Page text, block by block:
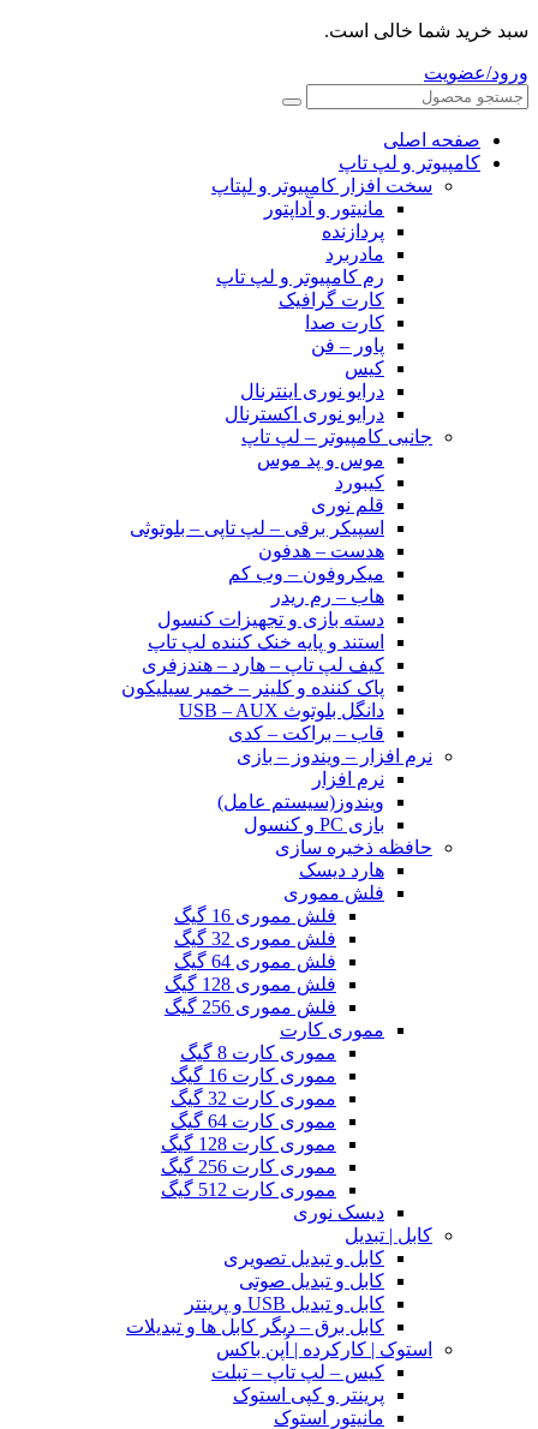
سبد خرید شما خالی است.
ورود/عضویت
صفحه اصلی
کامپیوتر و‌‌‌‌‌ لپ تاپ
سخت افزار کامپیوتر و لپتاپ
مانیتور و آداپتور
پردازنده
مادربرد
رم کامپیوتر و لپ تاپ
کارت گرافیک
کارت صدا
پاور – فن
کیس
درایو نوری اینترنال
درایو نوری اکسترنال
جانبی کامپیوتر – لپ تاپ
موس و پد موس
کیبورد
قلم نوری
اسپیکر برقی – لپ تاپی – بلوتوثی
هدست – هدفون
میکروفون – وب کم
هاب – رم ریدر
دسته بازی و تجهیزات کنسول
استند و پایه خنک کننده لپ تاپ
کیف لپ تاپ – هارد – هندزفری
پاک کننده و کلینر – خمیر سیلیکون
دانگل بلوتوث USB – AUX
قاب – براکت – کدی
نرم افزار – ویندوز – بازی
نرم افزار
ویندوز(سیستم عامل)
بازی PC و کنسول
حافظه ذخیره سازی
هارد دیسک
فلش مموری
فلش مموری 16 گیگ
فلش مموری 32 گیگ
فلش مموری 64 گیگ
فلش مموری 128 گیگ
فلش مموری 256 گیگ
مموری کارت
مموری کارت 8 گیگ
مموری کارت 16 گیگ
مموری کارت 32 گیگ
مموری کارت 64 گیگ
مموری کارت 128 گیگ
مموری کارت 256 گیگ
مموری کارت 512 گیگ
دیسک نوری
کابل | تبدیل
کابل و تبدیل تصویری
کابل و تبدیل صوتی
کابل و تبدیل USB و پرینتر
کابل برق – دیگر کابل ها و تبدیلات
استوک | کارکرده | اُپن باکس
کیس – لپ تاپ – تبلت
پرینتر و کپی استوک
مانیتور استوک